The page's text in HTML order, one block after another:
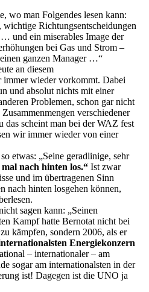
wo man Folgendes lesen kann:
Richtungsentscheidungen
und ein miserables Image der
bei Gas und Strom –
ganzen Manager …“
an diesem
immer wieder vorkommt. Dabei
und absolut nichts mit einer
Problemen, schon gar nicht
verschiedener
das scheint man bei der WAZ fest
wir immer wieder von einer
etwas: „Seine geradlinige, sehr
nach hinten los.“ Ist zwar
und im übertragenen Sinn
nach hinten losgehen können,
sagen kann: „Seinen
Kampf hatte Bernotat nicht bei
kämpfen, sondern 2006, als er
Energiekonzern
– internationaler – am
sogar am internationalsten in der
ist! Dagegen ist die UNO ja